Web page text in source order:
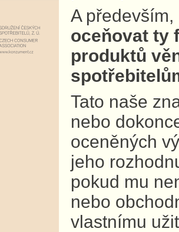
A především,
oceňovat ty
produktů
Tato naše
nebo
oceněných
jeho
pokud mu
nebo
vlastnímu